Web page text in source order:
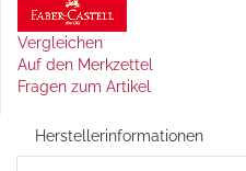
Vergleichen
Auf den Merkzettel
Fragen zum Artikel
Herstellerinformationen